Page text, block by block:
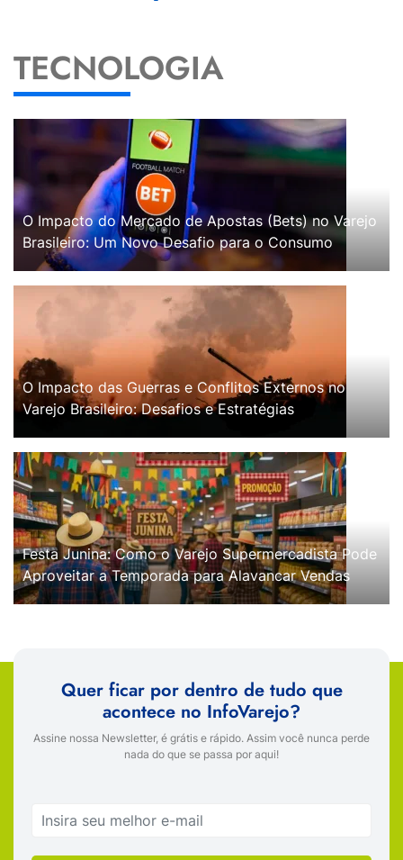
TECNOLOGIA
O Impacto do Mercado de Apostas (Bets) no Varejo
Brasileiro: Um Novo Desafio para o Consumo
O Impacto das Guerras e Conflitos Externos no
Varejo Brasileiro: Desafios e Estratégias
Festa Junina: Como o Varejo Supermercadista Pode
Aproveitar a Temporada para Alavancar Vendas
Quer ficar por dentro de tudo que
acontece no InfoVarejo?
Assine nossa Newsletter, é grátis e rápido. Assim você nunca perde
nada do que se passa por aqui!